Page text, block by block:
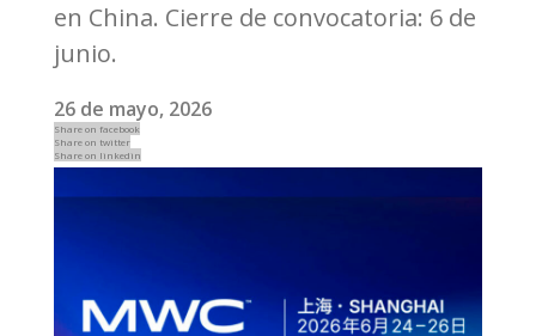
en China. Cierre de convocatoria: 6 de
junio.
26 de mayo, 2026
Share on facebook
Share on twitter
Share on linkedin